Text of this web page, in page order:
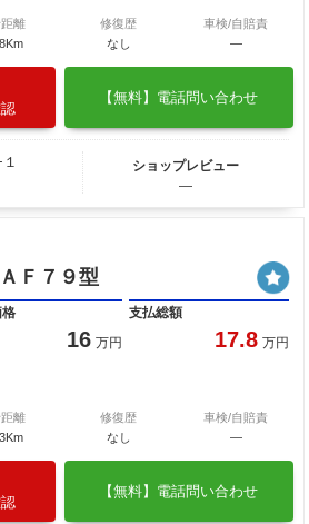
離
修復歴
なし
車検/自賠責
―
【無料】電話問い合わせ
ショップレビュー
―
Ｆ７９型
16 万円
支払総額
17.8 万円
離
修復歴
なし
車検/自賠責
―
【無料】電話問い合わせ